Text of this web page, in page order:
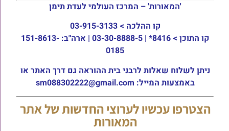
'המאורות' – המרכז העולמי לעדת תימן
קו ההלכה > 03-915-3133
קו התוכן >
8416* | 03-30-8888-5 | ארה"ב: 151-8613-
0185
ניתן לשלוח שאלות לרבני בית ההוראה גם דרך האתר או
באמצעות המייל: sm088302222@gmail.com
הצטרפו עכשיו לערוצי החדשות של אתר
המאורות